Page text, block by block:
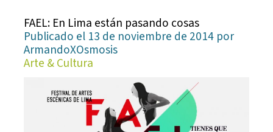
FAEL: En Lima están pasando cosas
Publicado el 13 de noviembre de 2014 por
ArmandoXOsmosis
Arte & Cultura